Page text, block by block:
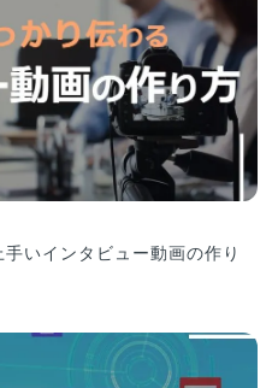
いインタビュー動画の作り